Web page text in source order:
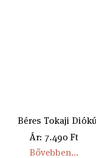
Béres Tokaji
Ár: 7.490 Ft
Bővebben...